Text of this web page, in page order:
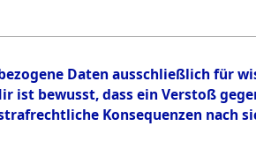
Daten ausschließlich für
bewusst, dass ein Verstoß
Konsequenzen nach